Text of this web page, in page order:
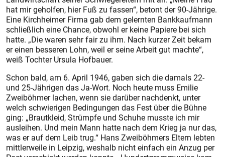
hat mir geholfen, hier Fuß zu fassen“, betont der 90-Jährige.
Eine Kirchheimer Firma gab dem gelernten Bankkaufmann
schließlich eine Chance, obwohl er keine Papiere bei sich
hatte. „Die waren sehr fair zu ihm. Nach kurzer Zeit bekam
er einen besseren Lohn, weil er seine Arbeit gut machte“,
weiß Tochter Ursula Hofbauer.
Schon bald, am 6. April 1946, gaben sich die damals 22-
und 25-Jährigen das Ja-Wort. Noch heute muss Emilie
Zweiböhmer lachen, wenn sie darüber nachdenkt, unter
welch schwierigen Bedingungen das Fest über die Bühne
ging: „Brautkleid, Strümpfe und Schuhe musste ich mir
ausleihen. Und mein Mann hatte nach dem Krieg ja nur das,
was er auf dem Leib trug.“ Hans Zweiböhmers Eltern lebten
mittlerweile in Leipzig, weshalb nicht einfach ein Anzug per